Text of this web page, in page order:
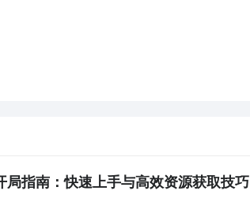
局指南：快速上手与高效资源获取技巧